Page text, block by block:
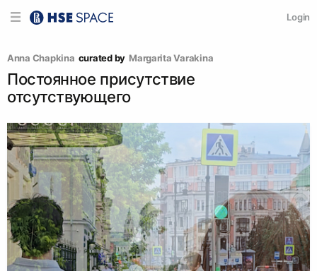
Login
Anna Chapkina curated by Margarita Varakina
Постоянное присутствие
отсутствующего